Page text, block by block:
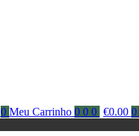
0 Meu Carrinho 0 0 0 €0.00 0